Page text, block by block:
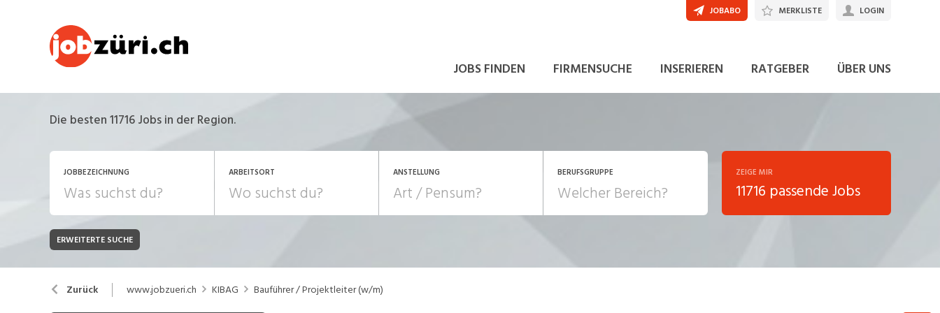
JOBS FINDEN FIRMENSUCHE INSERIEREN RATGEBER ÜBER UNS
JOBABO MERKLISTE LOGIN
Die besten 11716 Jobs in der Region.
JOBBEZEICHNUNG ARBEITSORT ANSTELLUNG
JOB-TYP
Festanstellung
Temporär (befristet)
BERUFSGRUPPE
Bank, Versicherung
Chemie, Pharma, Biotechnologie
Consulting, Human Resources
ZEIGE MIR
11716 passende Jobs
ERWEITERTE SUCHE
Zurück www.jobzueri.ch KIBAG Bauführer / Projektleiter (w/m)
JETZT BEWERBEN